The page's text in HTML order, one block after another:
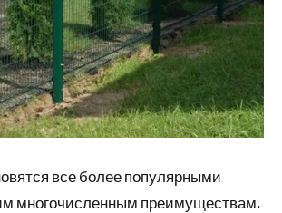
все более популярными
многочисленным преимуществам.